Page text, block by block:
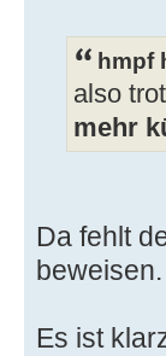
hmpf
also
mehr
Da fehlt
beweisen.
Es ist